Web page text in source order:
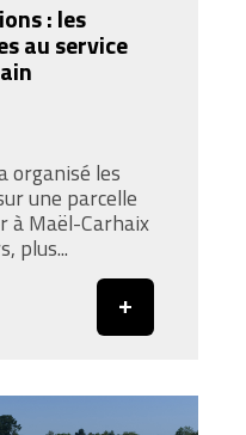
: les
au service
organisé les
une parcelle
à Maël-Carhaix
plus...